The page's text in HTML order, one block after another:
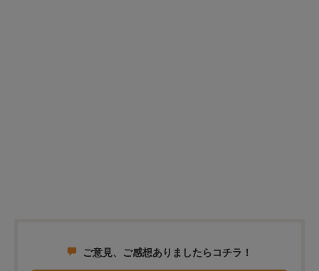
ご意見、ご感想ありましたらコチラ！